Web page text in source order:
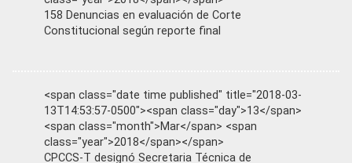
158 Denuncias en evaluación de Corte
Constitucional según reporte final
<span class="date time published" title="2018-03-
13T14:53:57-0500"><span class="day">13</span>
<span class="month">Mar</span> <span
class="year">2018</span></span>
CPCCS-T designó Secretaria Técnica de